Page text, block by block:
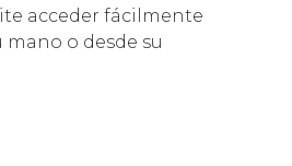
acceder fácilmente
mano o desde su